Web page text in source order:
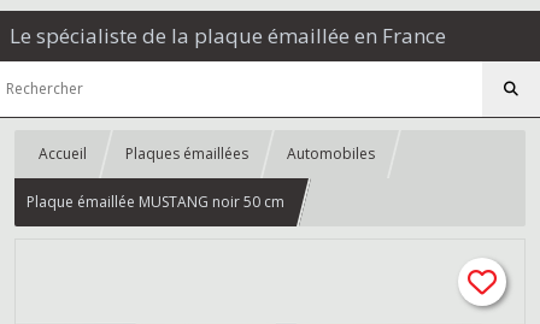
Le spécialiste de la plaque émaillée en France
Accueil Plaques émaillées Automobiles
Plaque émaillée MUSTANG noir 50 cm